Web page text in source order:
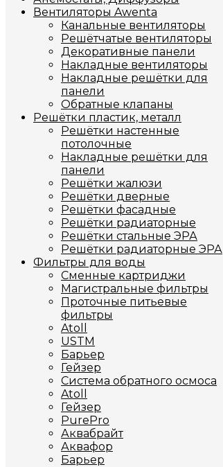
Вентиляторы Awenta
Канальные вентиляторы
Решётчатые вентиляторы
Декоративные панели
Накладные вентиляторы
Накладные решётки для
панели
Обратные клапаны
Решётки пластик, металл
Решётки настенные
потолочные
Накладные решётки для
панели
Решётки жалюзи
Решётки дверные
Решётки фасадные
Решётки радиаторные
Решётки стальные ЭРА
Решётки радиаторные ЭРА
Фильтры для воды
Сменные картриджи
Магистральные фильтры
Проточные питьевые
фильтры
Atoll
USTM
Барьер
Гейзер
Система обратного осмоса
Atoll
Гейзер
PurePro
Аквабрайт
Аквафор
Барьер